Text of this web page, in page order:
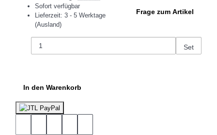
Sofort verfügbar
Lieferzeit: 3 - 5 Werktage
(Ausland)
Frage zum Artikel
Set
In den Warenkorb